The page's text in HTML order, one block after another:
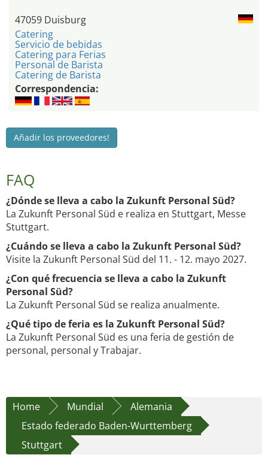
47059 Duisburg
Catering
Servicio de bebidas
Catering para Ferias
Personal de Barista
Catering de Barista
Correspondencia:
Añadir los proveedores!
FAQ
¿Dónde se lleva a cabo la Zukunft Personal Süd?
La Zukunft Personal Süd e realiza en Stuttgart, Messe
Stuttgart.
¿Cuándo se lleva a cabo la Zukunft Personal Süd?
Visite la Zukunft Personal Süd del 11. - 12. mayo 2027.
¿Con qué frecuencia se lleva a cabo la Zukunft
Personal Süd?
La Zukunft Personal Süd se realiza anualmente.
¿Qué tipo de feria es la Zukunft Personal Süd?
La Zukunft Personal Süd es una feria de gestión de
personal, personal y Trabajar.
Home Mundial
Alemania
Estado federado Baden-Wurttemberg
Stuttgart